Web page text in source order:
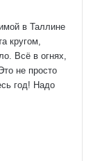
в Таллине
кругом,
Всё в огнях,
не просто
год! Надо